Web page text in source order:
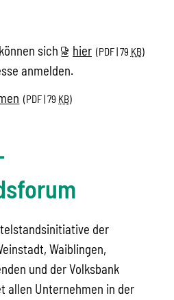
sich hier (PDF | 79 KB)
anmelden.
(PDF | 79 KB)
der
Waiblingen,
und der Volksbank
allen Unternehmen in der